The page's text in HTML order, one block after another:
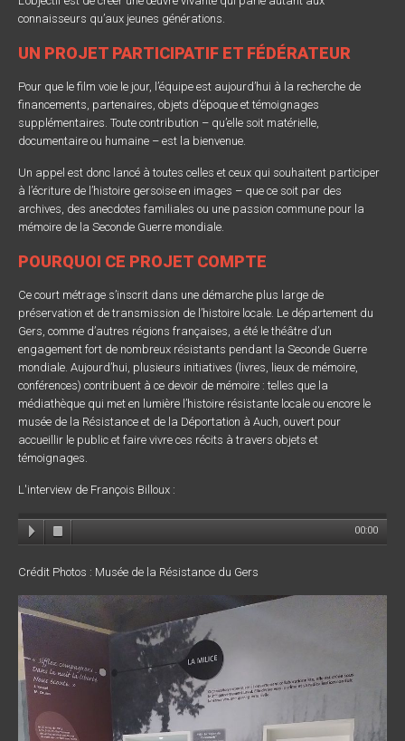
connaisseurs qu’aux jeunes générations.
UN PROJET PARTICIPATIF ET FÉDÉRATEUR
Pour que le film voie le jour, l’équipe est aujourd’hui à la recherche de
financements, partenaires, objets d’époque et témoignages
supplémentaires. Toute contribution – qu’elle soit matérielle,
documentaire ou humaine – est la bienvenue.
Un appel est donc lancé à toutes celles et ceux qui souhaitent participer
à l’écriture de l’histoire gersoise en images – que ce soit par des
archives, des anecdotes familiales ou une passion commune pour la
mémoire de la Seconde Guerre mondiale.
POURQUOI CE PROJET COMPTE
Ce court métrage s’inscrit dans une démarche plus large de
préservation et de transmission de l’histoire locale. Le département du
Gers, comme d’autres régions françaises, a été le théâtre d’un
engagement fort de nombreux résistants pendant la Seconde Guerre
mondiale. Aujourd’hui, plusieurs initiatives (livres, lieux de mémoire,
conférences) contribuent à ce devoir de mémoire : telles que la
médiathèque qui met en lumière l’histoire résistante locale ou encore le
musée de la Résistance et de la Déportation à Auch, ouvert pour
accueillir le public et faire vivre ces récits à travers objets et
témoignages.
L'interview de François Billoux :
00:00
Crédit Photos : Musée de la Résistance du Gers